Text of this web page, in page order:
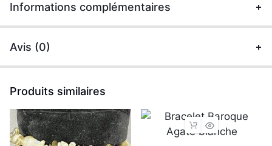
Informations complémentaires
Avis (0)
Produits similaires